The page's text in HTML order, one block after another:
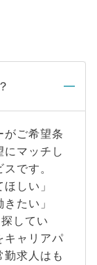
がご希望条
マッチし
です。
しい」
たい」
してい
キャリアパ
求人はも